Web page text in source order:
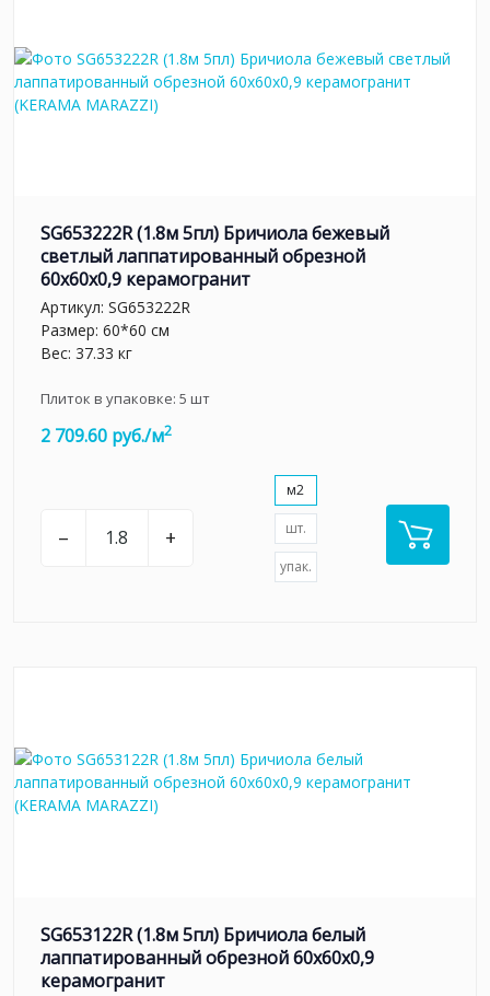
SG653222R (1.8м 5пл) Бричиола бежевый
светлый лаппатированный обрезной
60x60x0,9 керамогранит
Артикул: SG653222R
Размер: 60*60 см
Вес: 37.33 кг
Плиток в упаковке: 5 шт
2 709.60 руб./м2
– +
м2
шт.
упак.
SG653122R (1.8м 5пл) Бричиола белый
лаппатированный обрезной 60x60x0,9
керамогранит